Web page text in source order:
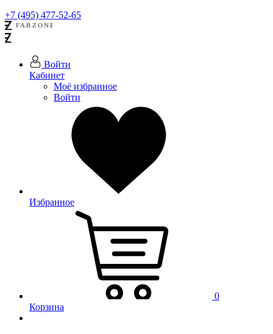
+7 (495) 477-52-65
Войти
Кабинет
Моё избранное
Войти
Избранное
0
Корзина